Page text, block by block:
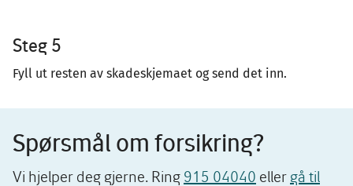
Steg 5
Fyll ut resten av skadeskjemaet og send det inn.
Spørsmål om forsikring?
Vi hjelper deg gjerne. Ring 915 04040 eller gå til